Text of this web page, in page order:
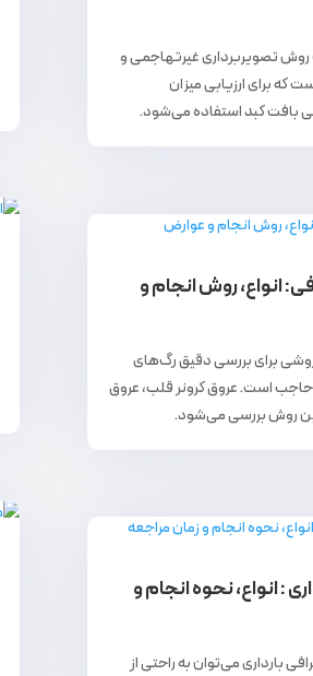
تصویربرداری غیرتهاجمی و
که برای ارزیابی میزان
بافت کبد استفاده می‌شود.
انواع، روش انجام و
برای بررسی دقیق رگ‌های
حاجب است. عروق کرونر قلب، عروق
این روش بررسی می‌شود.
: انواع، نحوه انجام و
بارداری می‌توان به راحتی از